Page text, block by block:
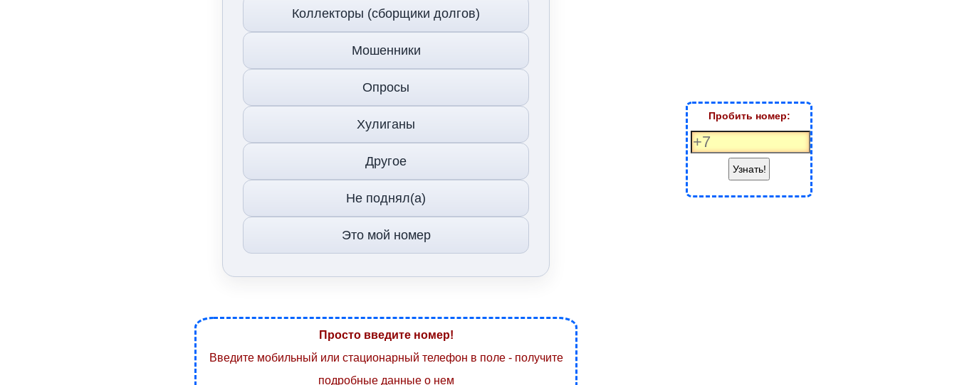
Коллекторы (сборщики долгов)
Мошенники
Опросы
Хулиганы
Другое
Не поднял(а)
Это мой номер
Просто введите номер!
Введите мобильный или стационарный телефон в поле - получите
подробные данные о нем
Пробить номер:
Узнать!